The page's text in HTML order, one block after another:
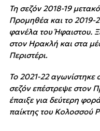
Τη σεζόν 2018-19
Προμηθέα και το 2019-
φανέλα του Ήφαιστου.
στον Ηρακλή και στα
Περιστέρι.
Το 2021-22 αγωνίστηκε
σεζόν επέστρεψε στον
έπαιξε για δεύτερη
παίκτης του Κολοσσού